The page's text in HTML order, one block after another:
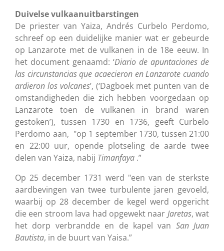
Duivelse vulkaanuitbarstingen
De priester van Yaiza, Andrés Curbelo Perdomo,
schreef op een duidelijke manier wat er gebeurde
op Lanzarote met de vulkanen in de 18e eeuw. In
het document genaamd: ‘Diario de apuntaciones de
las circunstancias que acaecieron en Lanzarote cuando
ardieron los volcanes’, (‘Dagboek met punten van de
omstandigheden die zich hebben voorgedaan op
Lanzarote toen de vulkanen in brand waren
gestoken’), tussen 1730 en 1736, geeft Curbelo
Perdomo aan, "op 1 september 1730, tussen 21:00
en 22:00 uur, opende plotseling de aarde twee
delen van Yaiza, nabij Timanfaya .”
Op 25 december 1731 werd "een van de sterkste
aardbevingen van twee turbulente jaren gevoeld,
waarbij op 28 december de kegel werd opgericht
die een stroom lava had opgewekt naar Jaretas, wat
het dorp verbrandde en de kapel van San Juan
Bautista, in de buurt van Yaisa.”